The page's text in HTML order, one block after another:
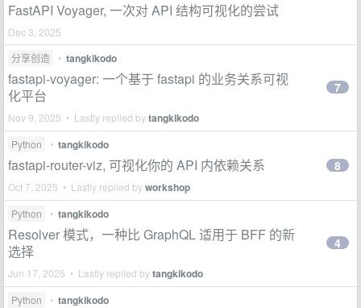
FastAPI Voyager, 一次对 API 结构可视化的尝试
Dec 3, 2025
分享创造
• tangkikodo
fastapi-voyager: 一个基于 fastapi 的业务关系可视
化平台
Nov 9, 2025 • Lastly replied bytangkikodo
7
Python • tangkikodo
fastapi-router-viz, 可视化你的 API 内依赖关系
Oct 7, 2025 • Lastly replied byworkshop
8
Python • tangkikodo
Resolver 模式，一种比 GraphQL 适用于 BFF 的新
选择
Jun 17, 2025 • Lastly replied bytangkikodo
4
Python • tangkikodo